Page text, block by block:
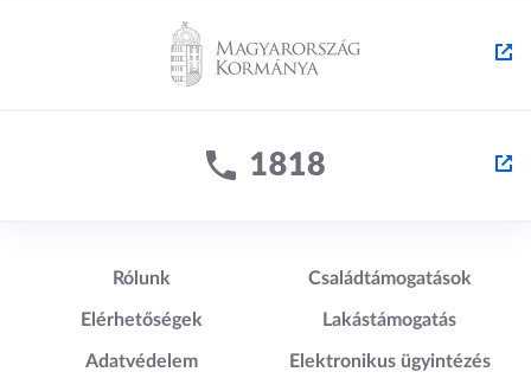
Lábléc1
Rólunk
Elérhetőségek
Adatvédelem
Lábléc2
Családtámogatások
Lakástámogatás
Elektronikus ügyintézés